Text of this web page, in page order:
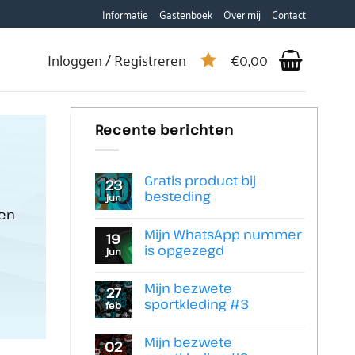
Informatie Gastenboek Over mij Contact
Inloggen / Registreren €0,00
Recente berichten
23
jun
Gratis product bij
besteding
op
Gratis
product
19
jun
Mijn WhatsApp nummer
is opgezegd
op
Mijn
WhatsApp
opgezegd
27
feb
Mijn bezwete
sportkleding #3
op
02
Mijn bezwete